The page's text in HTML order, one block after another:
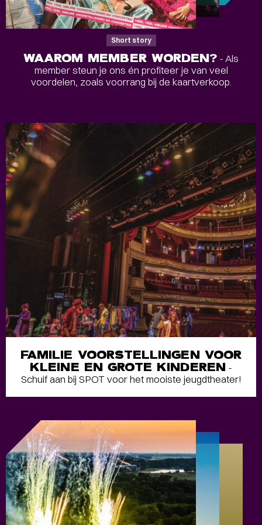
Short story
WAAROM MEMBER WORDEN? - Als
member steun je ons én profiteer je van veel
voordelen, zoals voorrang bij de kaartverkoop.
FAMILIE VOORSTELLINGEN VOOR
KLEINE EN GROTE KINDEREN -
Schuif aan bij SPOT voor het mooiste jeugdtheater!